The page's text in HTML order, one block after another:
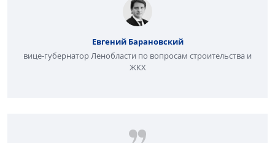
Евгений Барановский
вице-губернатор Ленобласти по вопросам строительства и
ЖКХ